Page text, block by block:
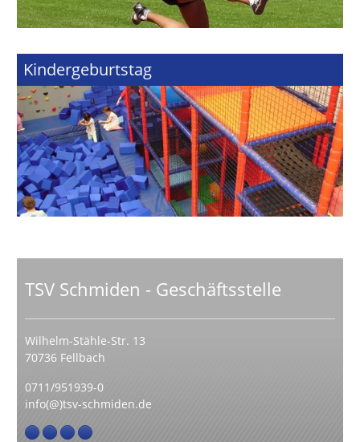
Kindergeburtstag
TSV Schmiden - Geschäftsstelle
Wilhelm-Stähle-Str. 13
70736 Fellbach
0711/951939-0
info(@)tsv-schmiden.de